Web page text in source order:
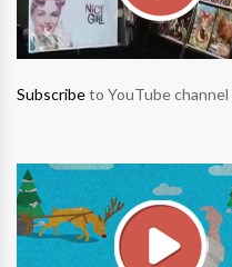
Subscribeto YouTube